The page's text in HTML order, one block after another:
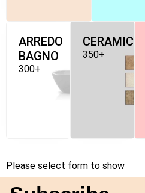
ARREDO
BAGNO
300+
350+
Please select form to show